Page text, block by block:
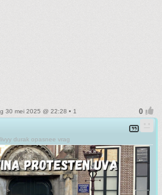
30 mei 2025 @ 22:28 • 1
durak opasnee vrag